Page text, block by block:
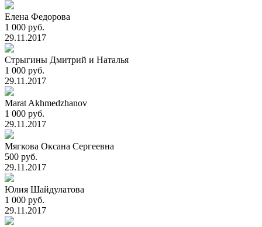
Елена Федорова
1 000 руб.
29.11.2017
Стрыгины Дмитрий и Наталья
1 000 руб.
29.11.2017
Marat Akhmedzhanov
1 000 руб.
29.11.2017
Мягкова Оксана Сергеевна
500 руб.
29.11.2017
Юлия Шайдулатова
1 000 руб.
29.11.2017